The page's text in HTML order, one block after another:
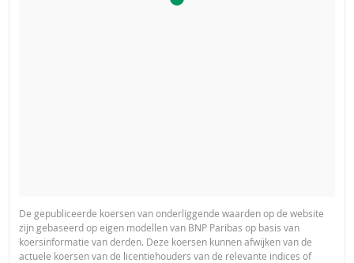
De gepubliceerde koersen van onderliggende waarden op de website
zijn gebaseerd op eigen modellen van BNP Paribas op basis van
koersinformatie van derden. Deze koersen kunnen afwijken van de
actuele koersen van de licentiehouders van de relevante indices of